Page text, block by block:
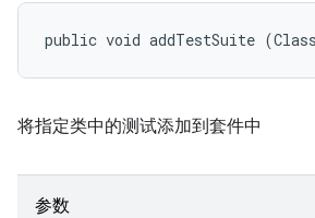
public void addTestSuite
将指定类中的测试添加到套件中
参数